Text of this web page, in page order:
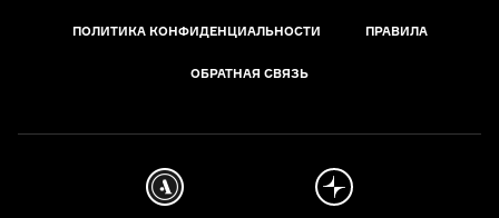
ПОЛИТИКА КОНФИДЕНЦИАЛЬНОСТИ ПРАВИЛА
ОБРАТНАЯ СВЯЗЬ